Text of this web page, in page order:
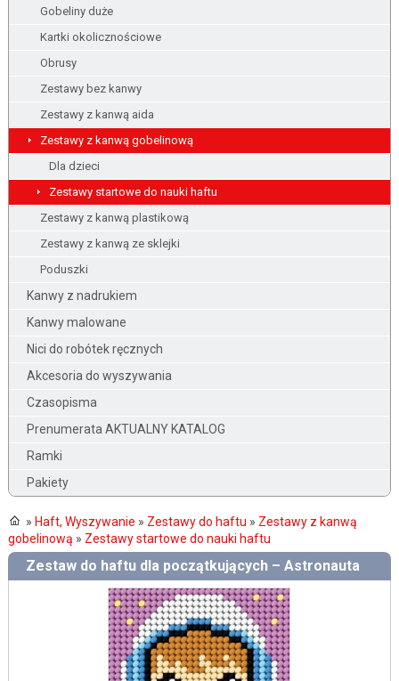
Gobeliny duże
Kartki okolicznościowe
Obrusy
Zestawy bez kanwy
Zestawy z kanwą aida
Zestawy z kanwą gobelinową
Dla dzieci
Zestawy startowe do nauki haftu
Zestawy z kanwą plastikową
Zestawy z kanwą ze sklejki
Poduszki
Kanwy z nadrukiem
Kanwy malowane
Nici do robótek ręcznych
Akcesoria do wyszywania
Czasopisma
Prenumerata AKTUALNY KATALOG
Ramki
Pakiety
» Haft, Wyszywanie » Zestawy do haftu » Zestawy z kanwą
gobelinową » Zestawy startowe do nauki haftu
Zestaw do haftu dla początkujących – Astronauta